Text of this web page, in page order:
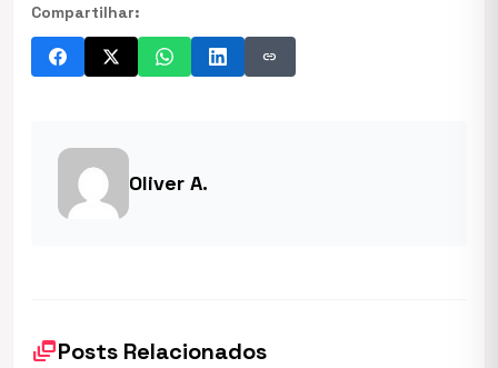
Compartilhar:
link
Oliver A.
dynamic_feedPosts Relacionados